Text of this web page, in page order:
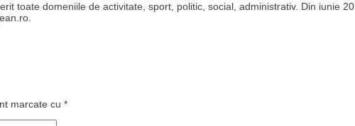
toate domeniile de activitate, sport, politic, social, administrativ. Din iunie
marcate cu *